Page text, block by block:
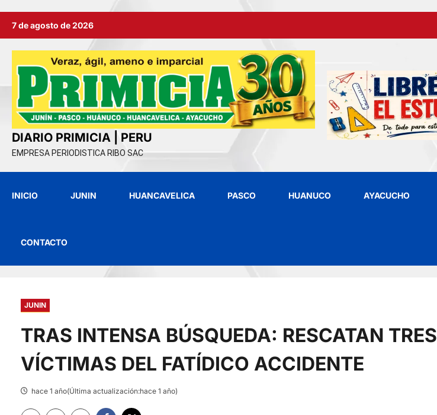
7 de agosto de 2026
DIARIO PRIMICIA | PERU
EMPRESA PERIODISTICA RIBO SAC
INICIO JUNIN HUANCAVELICA PASCO HUANUCO AYACUCHO
CONTACTO
JUNIN
TRAS INTENSA BÚSQUEDA: RESCATAN TRES
VÍCTIMAS DEL FATÍDICO ACCIDENTE
hace 1 año(Última actualización:hace 1 año)